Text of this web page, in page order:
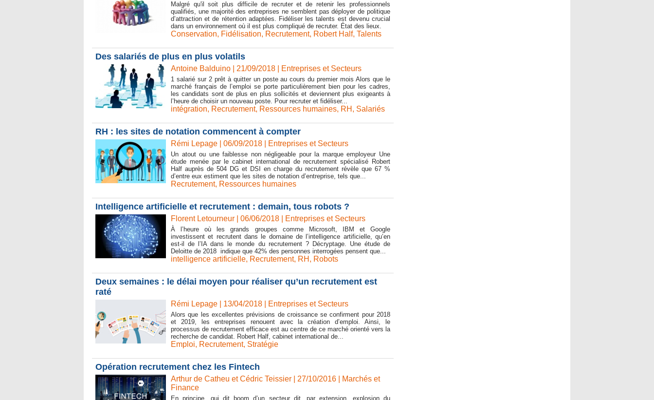
Malgré qu'il soit plus difficile de recruter et de retenir les professionnels
qualifiés, une majorité des entreprises ne semblent pas déployer de politique
d’attraction et de rétention adaptées. Fidéliser les talents est devenu crucial
dans un environnement où il est plus compliqué de recruter. État des lieux.
Conservation, Fidélisation, Recrutement, Robert Half, Talents
Des salariés de plus en plus volatils
Antoine Balduino | 21/09/2018 Entreprises et Secteurs
1 salarié sur 2 prêt à quitter un poste au cours du premier mois Alors que le
marché français de l’emploi se porte particulièrement bien pour les cadres,
les candidats sont de plus en plus sollicités et deviennent plus exigeants à
l’heure de choisir un nouveau poste. Pour recruter et fidéliser...
intégration, Recrutement, Ressources humaines, RH , Salariés
RH : les sites de notation commencent à compter
Rémi Lepage | 06/09/2018 Entreprises et Secteurs
Un atout ou une faiblesse non négligeable pour la marque employeur Une
étude menée par le cabinet international de recrutement spécialisé Robert
Half auprès de 504 DG et DSI en charge du recrutement révèle que 67 %
d’entre eux estiment que les sites de notation d’entreprise, tels que...
Recrutement, Ressources humaines
Intelligence artificielle et recrutement : demain, tous robots ?
Florent Letourneur | 06/06/2018 Entreprises et Secteurs
À l’heure où les grands groupes comme Microsoft, IBM et Google
investissent et recrutent dans le domaine de l’intelligence artificielle, qu’en
est-il de l’IA dans le monde du recrutement ? Décryptage. Une étude de
Deloitte de 2018 indique que 42% des personnes interrogées pensent que...
intelligence artificielle, Recrutement, RH , Robots
Deux semaines : le délai moyen pour réaliser qu’un recrutement est
raté
Rémi Lepage | 13/04/2018 Entreprises et Secteurs
Alors que les excellentes prévisions de croissance se confirment pour 2018
et 2019, les entreprises renouent avec la création d’emploi. Ainsi, le
processus de recrutement efficace est au centre de ce marché orienté vers la
recherche de candidat. Robert Half, cabinet international de...
Emploi, Recrutement, Stratégie
Opération recrutement chez les Fintech
Arthur de Catheu et Cédric Teissier | 27/10/2016
Marchés et
Finance
En principe, qui dit boom d’un secteur dit, par extension, explosion du